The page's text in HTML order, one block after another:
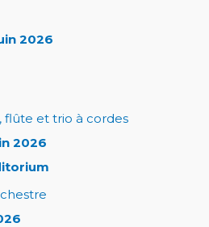
2026
flûte et trio à cordes
2026